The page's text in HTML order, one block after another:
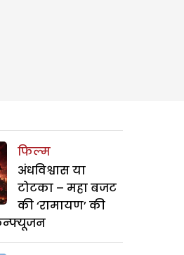
फिल्म
अंधविश्वास या
टोटका – महा बजट
की ‘रामायण’ की